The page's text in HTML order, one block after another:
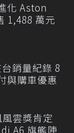
化 Aston
1,488 萬元
銷量紀錄 8
與購車優惠
雲獎肯定
A6 旗艦陣